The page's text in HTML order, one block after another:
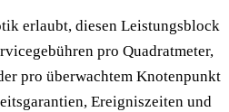
erlaubt, diesen Leistungsblock
pro Quadratmeter,
pro überwachtem Knotenpunkt
Ereigniszeiten und